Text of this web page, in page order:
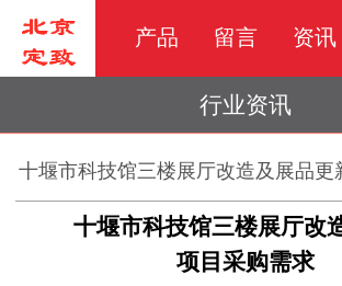
产品 留言 资讯
行业资讯
十堰市科技馆三楼展厅改造及展品更
十堰市科技馆三楼展厅改
项目采购需求